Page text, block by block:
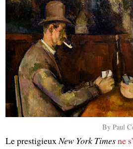
By Paul
Le prestigieuxNew York Timesne